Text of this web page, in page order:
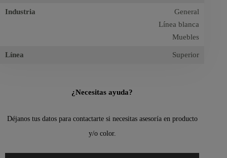
Industria
General
Línea blanca
Muebles
Línea Superior
¿Necesitas ayuda?
Déjanos tus datos para contactarte si necesitas asesoría en producto
y/o color.